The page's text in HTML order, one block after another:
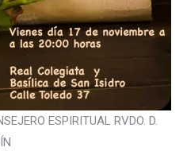
ESPIRITUAL RVDO. D.